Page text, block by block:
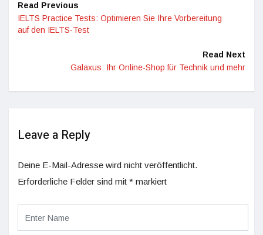
Read Previous
IELTS Practice Tests: Optimieren Sie Ihre Vorbereitung
auf den IELTS-Test
Read Next
Galaxus: Ihr Online-Shop für Technik und mehr
Leave a Reply
Deine E-Mail-Adresse wird nicht veröffentlicht.
Erforderliche Felder sind mit * markiert